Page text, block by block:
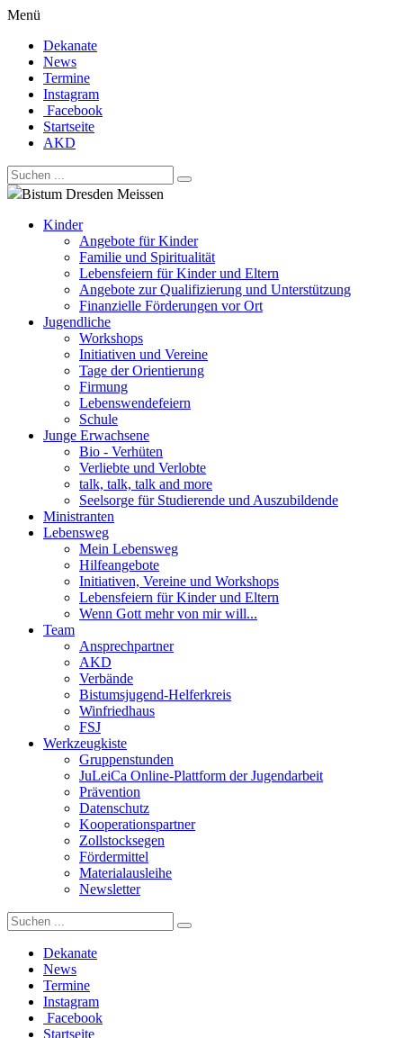
Menü
Dekanate
News
Termine
Instagram
Facebook
Startseite
AKD
Bistum Dresden Meissen
Kinder
Angebote für Kinder
Familie und Spiritualität
Lebensfeiern für Kinder und Eltern
Angebote zur Qualifizierung und Unterstützung
Finanzielle Förderungen vor Ort
Jugendliche
Workshops
Initiativen und Vereine
Tage der Orientierung
Firmung
Lebenswendefeiern
Schule
Junge Erwachsene
Bio - Verhüten
Verliebte und Verlobte
talk, talk, talk and more
Seelsorge für Studierende und Auszubildende
Ministranten
Lebensweg
Mein Lebensweg
Hilfeangebote
Initiativen, Vereine und Workshops
Lebensfeiern für Kinder und Eltern
Wenn Gott mehr von mir will...
Team
Ansprechpartner
AKD
Verbände
Bistumsjugend-Helferkreis
Winfriedhaus
FSJ
Werkzeugkiste
Gruppenstunden
JuLeiCa Online-Plattform der Jugendarbeit
Prävention
Datenschutz
Kooperationspartner
Zollstocksegen
Fördermittel
Materialausleihe
Newsletter
Dekanate
News
Termine
Instagram
Facebook
Startseite